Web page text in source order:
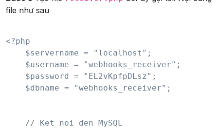
file như sau
<?php
    $servername = "localhost";
    $username = "webhooks_receiver";
    $password = "EL2vKpfpDLsz";
    $dbname = "webhooks_receiver";
    // Ket noi den MySQL